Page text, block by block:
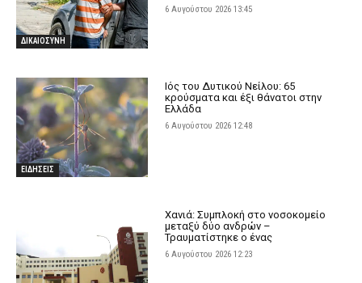
ΔΙΚΑΙΟΣΥΝΗ
6 Αυγούστου 2026 13:45
ΕΙΔΗΣΕΙΣ
Ιός του Δυτικού Νείλου: 65
κρούσματα και έξι θάνατοι στην
Ελλάδα
6 Αυγούστου 2026 12:48
Χανιά: Συμπλοκή στο νοσοκομείο
μεταξύ δύο ανδρών –
Τραυματίστηκε ο ένας
6 Αυγούστου 2026 12:23